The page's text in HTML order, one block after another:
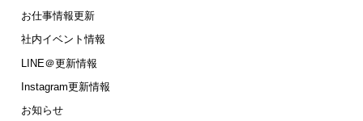
お仕事情報更新
社内イベント情報
LINE＠更新情報
Instagram更新情報
お知らせ